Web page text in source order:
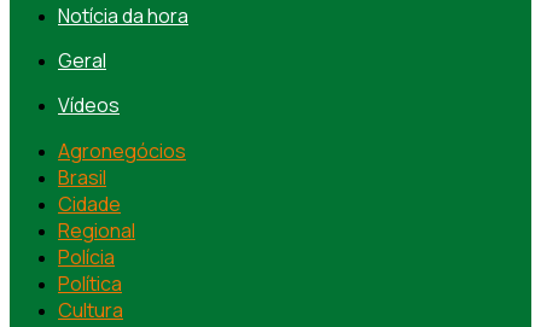
Notícia da hora
Geral
Vídeos
Agronegócios
Brasil
Cidade
Regional
Polícia
Política
Cultura